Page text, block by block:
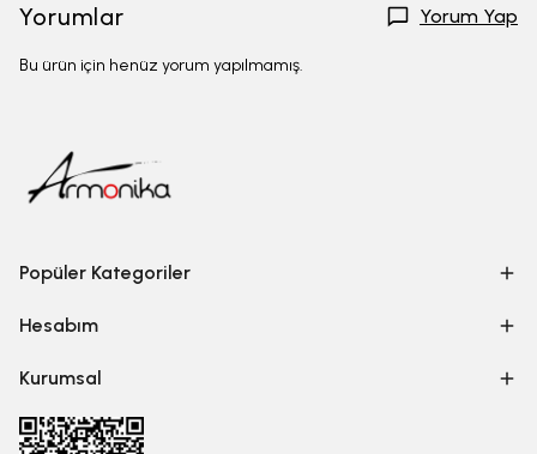
Yorumlar Yorum Yap
Bu ürün için henüz yorum yapılmamış.
Popüler Kategoriler
Hesabım
Kurumsal